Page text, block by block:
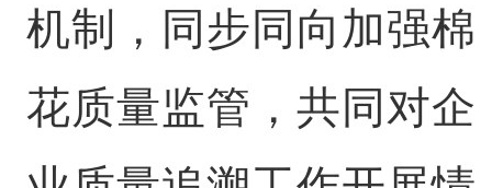
机制，同步同向加强棉
花质量监管，共同对企